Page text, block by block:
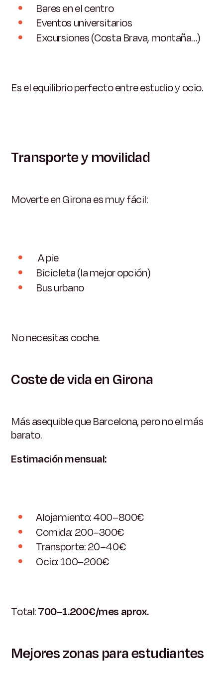
Bares en el centro
Eventos universitarios
Excursiones (Costa Brava, montaña…)
Es el equilibrio perfecto entre estudio y ocio.
Transporte y movilidad
Moverte en Girona es muy fácil:
A pie
Bicicleta (la mejor opción)
Bus urbano
No necesitas coche.
Coste de vida en Girona
Más asequible que Barcelona, pero no el más
barato.
Estimación mensual:
Alojamiento: 400–800€
Comida: 200–300€
Transporte: 20–40€
Ocio: 100–200€
Total:700–1.200€/mes aprox.
Mejores zonas para estudiantes